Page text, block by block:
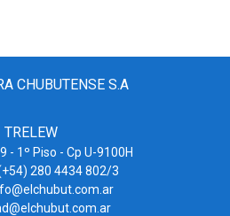
CHUBUTENSE S.A
TRELEW
- 1º Piso - Cp U-9100H
280 4434 802/3